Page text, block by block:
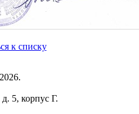
к списку
5, корпус Г.